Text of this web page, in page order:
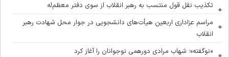
تکذیب نقل قول منتسب به رهبر انقلاب از سوی دفتر معظم‌له
مراسم عزاداری اربعین هیأت‌های دانشجویی در جوار محل شهادت رهبر
انقلاب
«نوگفته»؛ شهاب مرادی دورهمی نوجوانان را آغاز کرد